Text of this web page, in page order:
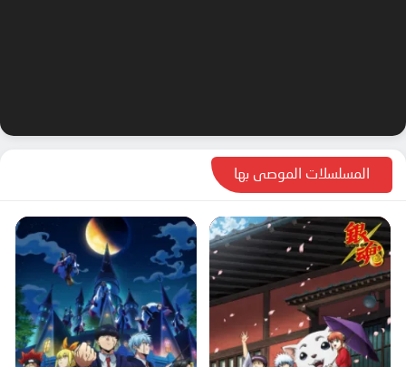
المسلسلات الموصى بها